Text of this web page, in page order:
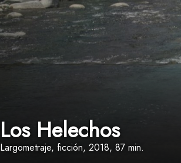
Los Helechos
Largometraje, ficción, 2018, 87 min.